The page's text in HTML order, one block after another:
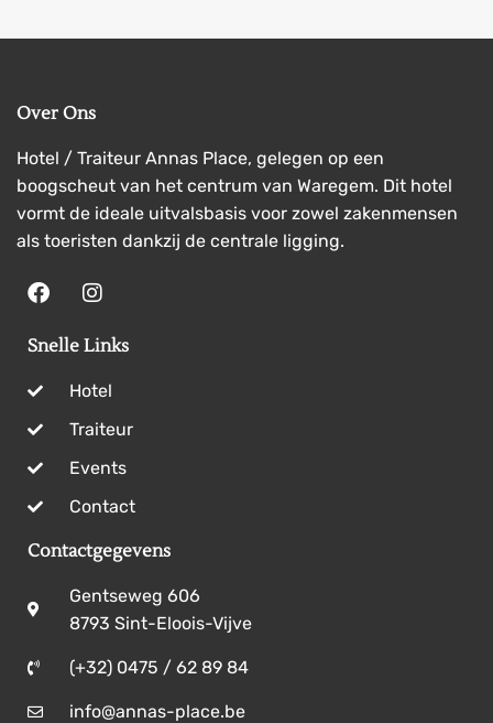
Over Ons
Hotel / Traiteur Annas Place, gelegen op een
boogscheut van het centrum van Waregem. Dit hotel
vormt de ideale uitvalsbasis voor zowel zakenmensen
als toeristen dankzij de centrale ligging.
Snelle Links
Hotel
Traiteur
Events
Contact
Contactgegevens
Gentseweg 606
8793 Sint-Eloois-Vijve
(+32) 0475 / 62 89 84
info@annas-place.be